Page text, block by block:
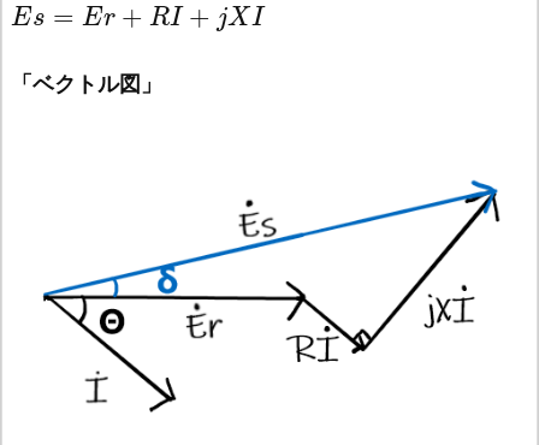
Es = Er + RI + jXI
「ベクトル図」